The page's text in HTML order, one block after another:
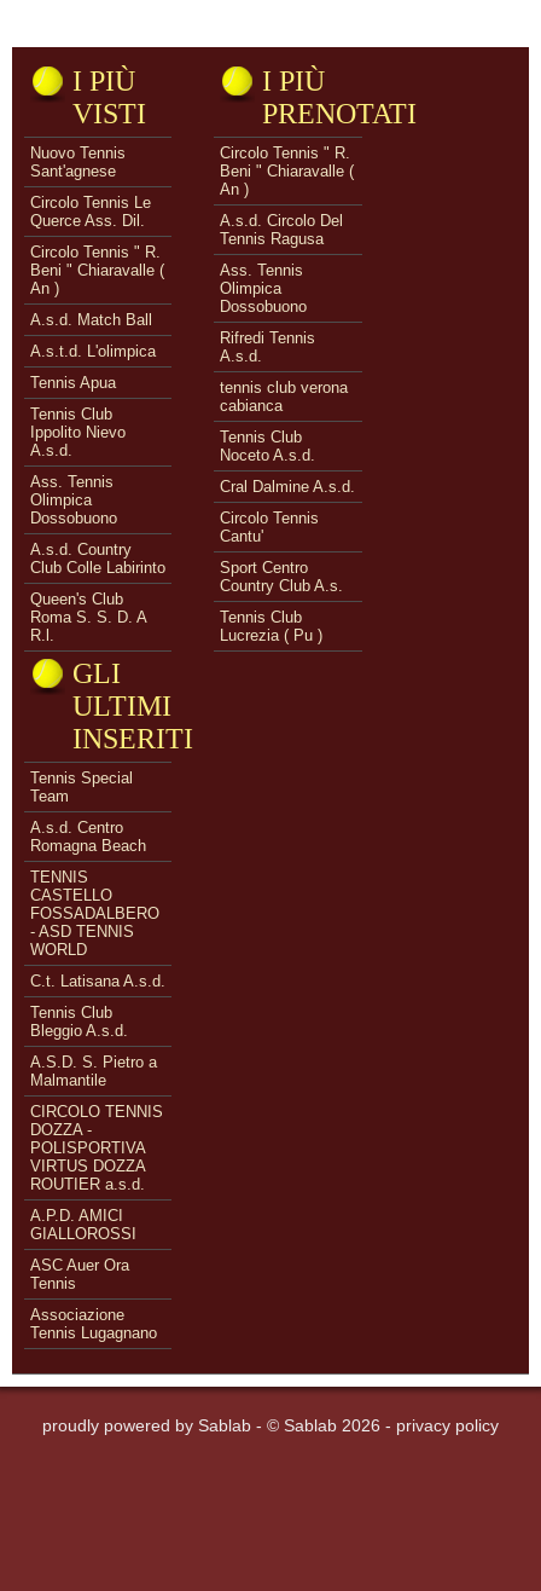
I PIÙ
VISTI
Nuovo Tennis
Sant'agnese
Circolo Tennis Le
Querce Ass. Dil.
Circolo Tennis " R.
Beni " Chiaravalle (
An )
A.s.d. Match Ball
A.s.t.d. L'olimpica
Tennis Apua
Tennis Club
Ippolito Nievo
A.s.d.
Ass. Tennis
Olimpica
Dossobuono
A.s.d. Country
Club Colle Labirinto
Queen's Club
Roma S. S. D. A
R.l.
I PIÙ
PRENOTATI
Circolo Tennis " R.
Beni " Chiaravalle (
An )
A.s.d. Circolo Del
Tennis Ragusa
Ass. Tennis
Olimpica
Dossobuono
Rifredi Tennis
A.s.d.
tennis club verona
cabianca
Tennis Club
Noceto A.s.d.
Cral Dalmine A.s.d.
Circolo Tennis
Cantu'
Sport Centro
Country Club A.s.
Tennis Club
Lucrezia ( Pu )
GLI
ULTIMI
INSERITI
Tennis Special
Team
A.s.d. Centro
Romagna Beach
TENNIS
CASTELLO
FOSSADALBERO
- ASD TENNIS
WORLD
C.t. Latisana A.s.d.
Tennis Club
Bleggio A.s.d.
A.S.D. S. Pietro a
Malmantile
CIRCOLO TENNIS
DOZZA -
POLISPORTIVA
VIRTUS DOZZA
ROUTIER a.s.d.
A.P.D. AMICI
GIALLOROSSI
ASC Auer Ora
Tennis
Associazione
Tennis Lugagnano
proudly powered by Sablab - © Sablab 2026 - privacy policy